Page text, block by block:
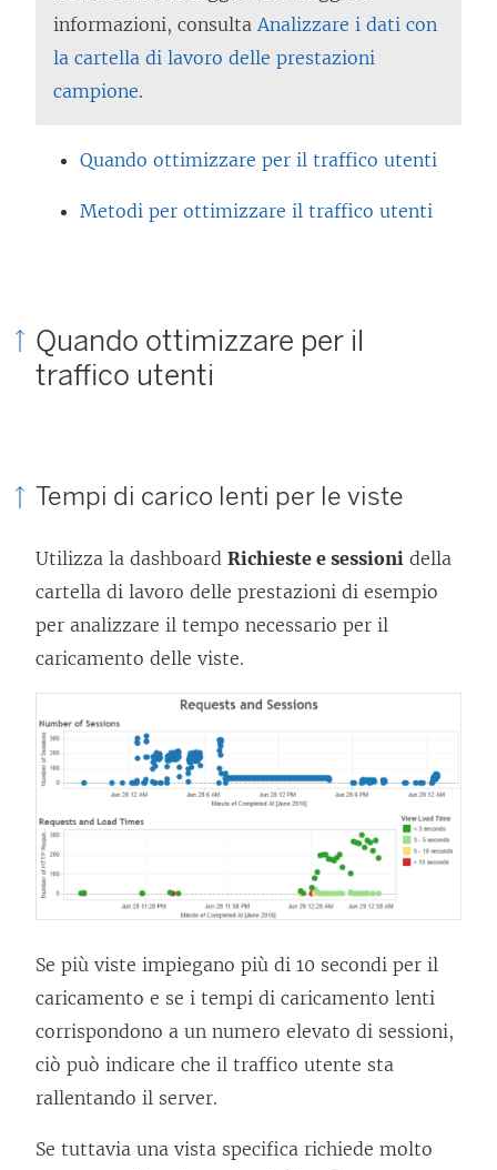
informazioni, consultaAnalizzare i dati con
la cartella di lavoro delle prestazioni
campione.
Quando ottimizzare per il traffico utenti
Metodi per ottimizzare il traffico utenti
Quando ottimizzare per il
traffico utenti
Tempi di carico lenti per le viste
Utilizza la dashboard Richieste e sessioni della
cartella di lavoro delle prestazioni di esempio
per analizzare il tempo necessario per il
caricamento delle viste.
Se più viste impiegano più di 10 secondi per il
caricamento e se i tempi di caricamento lenti
corrispondono a un numero elevato di sessioni,
ciò può indicare che il traffico utente sta
rallentando il server.
Se tuttavia una vista specifica richiede molto